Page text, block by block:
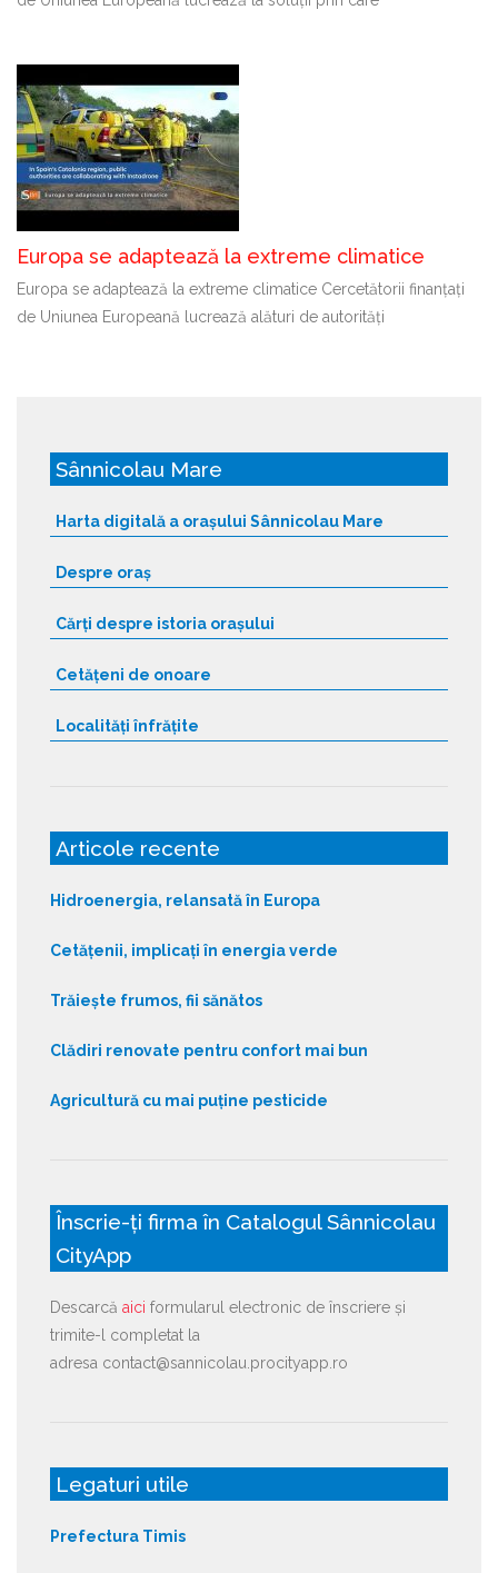
Europa se adaptează la extreme climatice
Europa se adaptează la extreme climatice Cercetătorii finanțați
de Uniunea Europeană lucrează alături de autorități
Sânnicolau Mare
Harta digitală a orașului Sânnicolau Mare
Despre oraș
Cărți despre istoria orașului
Cetățeni de onoare
Localități înfrățite
Articole recente
Hidroenergia, relansată în Europa
Cetățenii, implicați în energia verde
Trăiește frumos, fii sănătos
Clădiri renovate pentru confort mai bun
Agricultură cu mai puține pesticide
Înscrie-ți firma în Catalogul Sânnicolau
CityApp
Descarcă aici formularul electronic de înscriere și
trimite-l completat la
adresa contact@sannicolau.procityapp.ro
Legaturi utile
Prefectura Timis